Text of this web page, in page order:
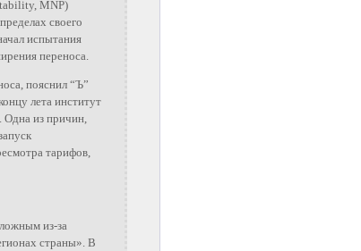
MNP)
своего
испытания
переноса.
пояснил “Ъ”
лета институт
из причин,
тарифов,
из-за
страны». В